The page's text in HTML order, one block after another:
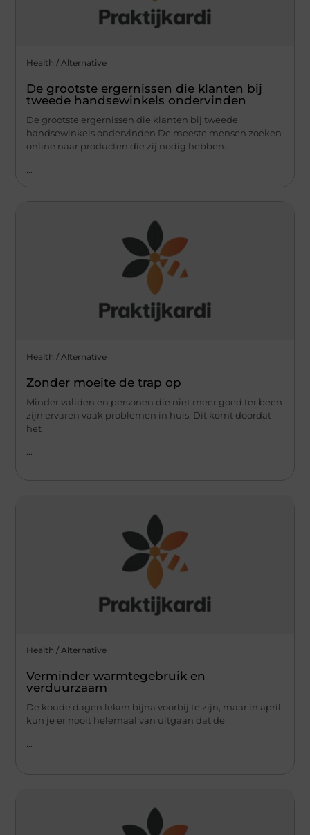
Health / Alternative
De grootste ergernissen die klanten bij
tweede handsewinkels ondervinden
De grootste ergernissen die klanten bij tweede
handsewinkels ondervinden De meeste mensen zoeken
online naar producten die zij nodig hebben.
Health / Alternative
Zonder moeite de trap op
Minder validen en personen die niet meer goed ter been
zijn ervaren vaak problemen in huis. Dit komt doordat
het
...
Health / Alternative
Verminder warmtegebruik en
verduurzaam
De koude dagen leken bijna voorbij te zijn, maar in april
kun je er nooit helemaal van uitgaan dat de